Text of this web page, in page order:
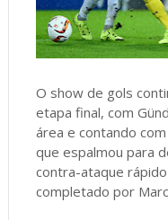
O show de gols
etapa final, com
área e contando
que espalmou para
contra-ataque
completado por